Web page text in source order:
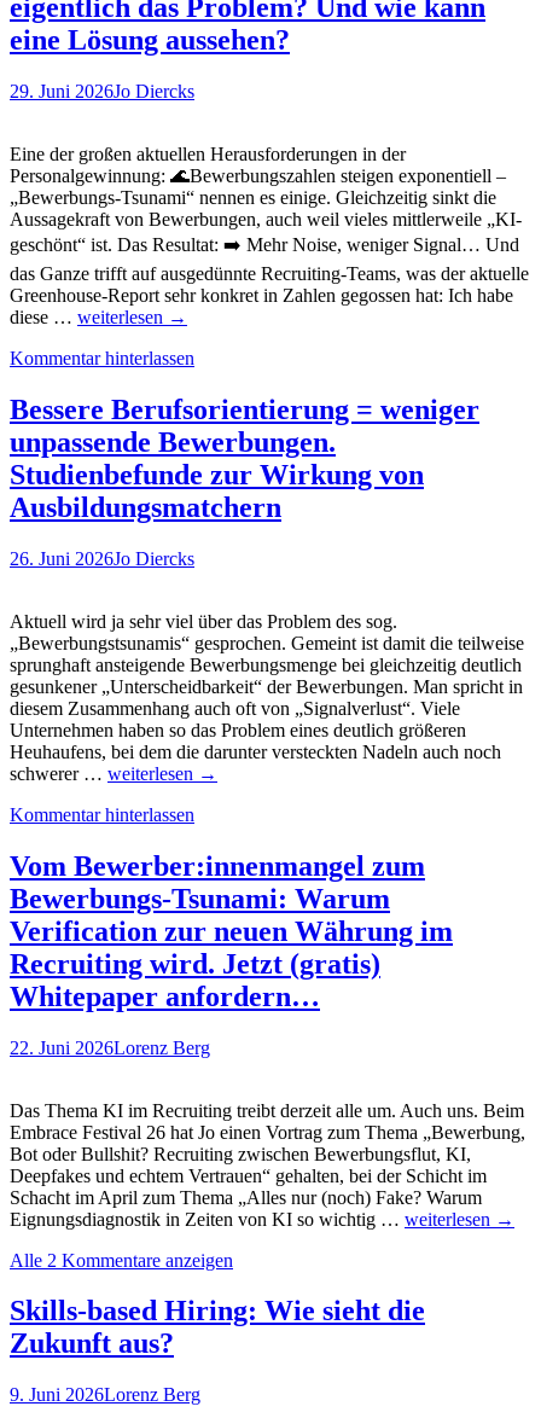
Wurzer
eigentlich das Problem? Und wie kann
eine Lösung aussehen?
29. Juni 2026Jo Diercks
Eine der großen aktuellen Herausforderungen in der
Personalgewinnung: 🌊Bewerbungszahlen steigen exponentiell –
„Bewerbungs-Tsunami“ nennen es einige. Gleichzeitig sinkt die
Aussagekraft von Bewerbungen, auch weil vieles mittlerweile „KI-
geschönt“ ist. Das Resultat: ➡️ Mehr Noise, weniger Signal… Und
das Ganze trifft auf ausgedünnte Recruiting-Teams, was der aktuelle
Greenhouse-Report sehr konkret in Zahlen gegossen hat: Ich habe
diese … Bewerbungstsunami
Signalverlust
der
Personalgewinnung.
Was
ist
eigentlich
das
Und
eine
Lösung
aussehen?
weiterlesen →
Kommentar hinterlassen
Bessere Berufsorientierung = weniger
unpassende Bewerbungen.
Studienbefunde zur Wirkung von
Ausbildungsmatchern
26. Juni 2026Jo Diercks
Aktuell wird ja sehr viel über das Problem des sog.
„Bewerbungstsunamis“ gesprochen. Gemeint ist damit die teilweise
sprunghaft ansteigende Bewerbungsmenge bei gleichzeitig deutlich
gesunkener „Unterscheidbarkeit“ der Bewerbungen. Man spricht in
diesem Zusammenhang auch oft von „Signalverlust“. Viele
Unternehmen haben so das Problem eines deutlich größeren
Heuhaufens, bei dem die darunter versteckten Nadeln auch noch
schwerer … Bessere
=
unpassende
Bewerbungen.
Studienbefunde
zur
Wirkung
von
Ausbildungsmatchern
weiterlesen →
Kommentar hinterlassen
Vom Bewerber:innenmangel zum
Bewerbungs-Tsunami: Warum
Verification zur neuen Währung im
Recruiting wird. Jetzt (gratis)
Whitepaper anfordern…
22. Juni 2026Lorenz Berg
Das Thema KI im Recruiting treibt derzeit alle um. Auch uns. Beim
Embrace Festival 26 hat Jo einen Vortrag zum Thema „Bewerbung,
Bot oder Bullshit? Recruiting zwischen Bewerbungsflut, KI,
Deepfakes und echtem Vertrauen“ gehalten, bei der Schicht im
Schacht im April zum Thema „Alles nur (noch) Fake? Warum
Eignungsdiagnostik in Zeiten von KI so wichtig … Vom
Tsunami:
Warum
weiterlesen →
Alle 2 Kommentare anzeigen
Skills-based Hiring: Wie sieht die
Zukunft aus?
9. Juni 2026Lorenz Berg